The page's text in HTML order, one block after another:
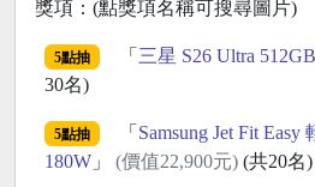
獎項：(點獎項名稱可搜尋圖片)
5點抽 「 三星 S26 Ultra 512GB
30名)
5點抽 「 Samsung Jet Fit
180W 」 (價值22,900元) (共20名)